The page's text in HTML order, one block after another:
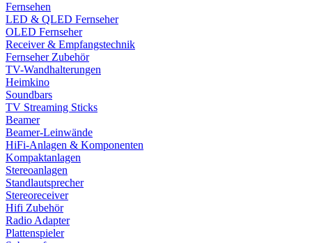
Fernsehen
LED & QLED Fernseher
OLED Fernseher
Receiver & Empfangstechnik
Fernseher Zubehör
TV-Wandhalterungen
Heimkino
Soundbars
TV Streaming Sticks
Beamer
Beamer-Leinwände
HiFi-Anlagen & Komponenten
Kompaktanlagen
Stereoanlagen
Standlautsprecher
Stereoreceiver
Hifi Zubehör
Radio Adapter
Plattenspieler